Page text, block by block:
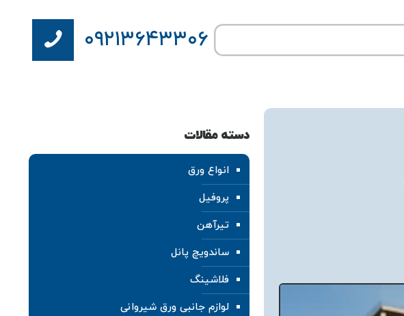
۰۹۲۱۳۶۴۳۳۰۶
دسته مقالات
انواع ورق
پروفیل
تیرآهن
ساندویچ پانل
فلاشینگ
لوازم جانبی ورق شیروانی